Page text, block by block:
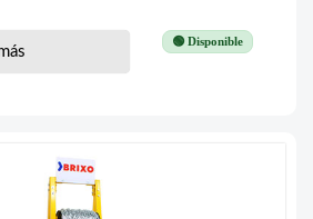
🟢 Disponible